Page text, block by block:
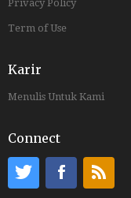
Privacy Policy
Term of Use
Karir
Menulis Untuk Kami
Connect